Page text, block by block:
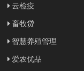
云检疫
畜牧贷
智慧养殖管理
爱农优品